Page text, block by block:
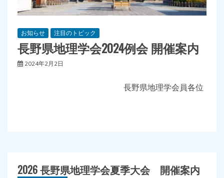
お知らせ 注目のトピック
長野県地理学会2024例会 開催案内
2024年2月2日
長野県地理学会員各位
2026 長野県地理学会夏季大会 開催案内